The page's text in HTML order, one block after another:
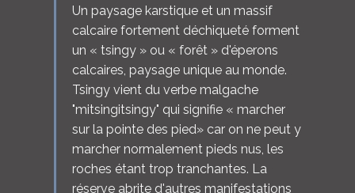
Un paysage karstique et un massif
calcaire fortement déchiqueté forment
un « tsingy » ou « forêt » d'éperons
calcaires, paysage unique au monde.
Tsingy vient du verbe malgache
"mitsingitsingy" qui signifie « marcher
sur la pointe des pied» car on ne peut y
marcher normalement pieds nus, les
roches étant trop tranchantes. La
réserve abrite d'autres manifestations